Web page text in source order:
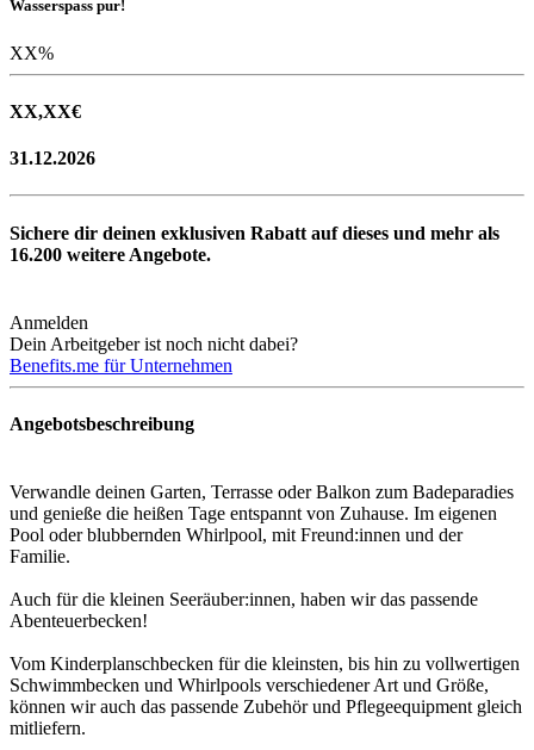
Wasserspass pur!
XX%
XX,XX€
31.12.2026
Sichere dir deinen exklusiven Rabatt auf dieses und mehr als
16.200 weitere Angebote.
Anmelden
Dein Arbeitgeber ist noch nicht dabei?
Benefits.me für Unternehmen
Angebotsbeschreibung
Verwandle deinen Garten, Terrasse oder Balkon zum Badeparadies
und genieße die heißen Tage entspannt von Zuhause. Im eigenen
Pool oder blubbernden Whirlpool, mit Freund:innen und der
Familie.
Auch für die kleinen Seeräuber:innen, haben wir das passende
Abenteuerbecken!
Vom Kinderplanschbecken für die kleinsten, bis hin zu vollwertigen
Schwimmbecken und Whirlpools verschiedener Art und Größe,
können wir auch das passende Zubehör und Pflegeequipment gleich
mitliefern.